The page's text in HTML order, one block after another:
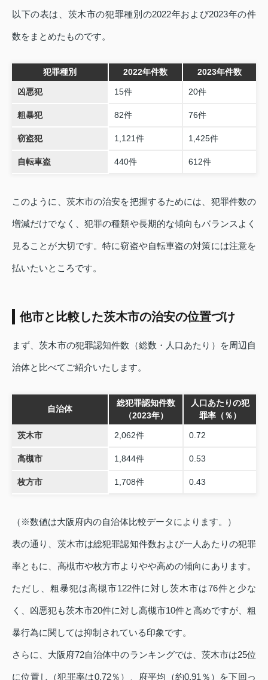
以下の表は、茨木市の犯罪種別の2022年および2023年の件
数をまとめたものです。
犯罪種別 2022年件数 2023年件数
凶悪犯 15件 20件
粗暴犯 82件 76件
窃盗犯 1,121件 1,425件
自転車盗 440件 612件
このように、茨木市の治安を把握するためには、犯罪件数の
増減だけでなく、犯罪の種類や長期的な傾向もバランスよく
見ることが大切です。特に窃盗や自転車盗の対策には注意を
払いたいところです。
他市と比較した茨木市の治安の位置づけ
まず、茨木市の犯罪認知件数（総数・人口あたり）を周辺自
治体と比べてご紹介いたします。
自治体
総犯罪認知件数
（2023年）
人口あたりの犯
罪率（％）
茨木市 2,062件 0.72
高槻市 1,844件 0.53
枚方市 1,708件 0.43
（※数値は大阪府内の自治体比較データによります。）
表の通り、茨木市は総犯罪認知件数および一人あたりの犯罪
率ともに、高槻市や枚方市よりやや高めの傾向にあります。
ただし、粗暴犯は高槻市122件に対し茨木市は76件と少な
く、凶悪犯も茨木市20件に対し高槻市10件と高めですが、粗
暴行為に関しては抑制されている印象です。
さらに、大阪府72自治体中のランキングでは、茨木市は25位
に位置し（犯罪率は0.72％）、府平均（約0.91％）を下回っ